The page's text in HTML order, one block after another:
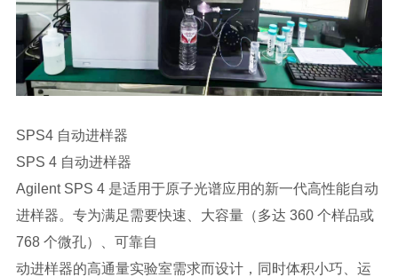
SPS4 自动进样器
SPS 4 自动进样器
Agilent SPS 4 是适用于原子光谱应用的新一代高性能自动
进样器。专为满足需要快速、大容量（多达 360 个样品或
768 个微孔）、可靠自
动进样器的高通量实验室需求而设计，同时体积小巧、运